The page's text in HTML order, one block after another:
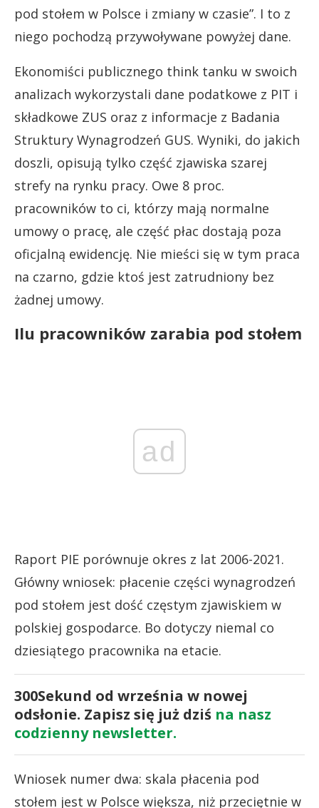
pod stołem w Polsce i zmiany w czasie”. I to z
niego pochodzą przywoływane powyżej dane.
Ekonomiści publicznego think tanku w swoich
analizach wykorzystali dane podatkowe z PIT i
składkowe ZUS oraz z informacje z Badania
Struktury Wynagrodzeń GUS. Wyniki, do jakich
doszli, opisują tylko część zjawiska szarej
strefy na rynku pracy. Owe 8 proc.
pracowników to ci, którzy mają normalne
umowy o pracę, ale część płac dostają poza
oficjalną ewidencję. Nie mieści się w tym praca
na czarno, gdzie ktoś jest zatrudniony bez
żadnej umowy.
Ilu pracowników zarabia pod stołem
ad
Raport PIE porównuje okres z lat 2006-2021.
Główny wniosek: płacenie części wynagrodzeń
pod stołem jest dość częstym zjawiskiem w
polskiej gospodarce. Bo dotyczy niemal co
dziesiątego pracownika na etacie.
300Sekund od września w nowej
odsłonie. Zapisz się już dziś na nasz
codzienny newsletter.
Wniosek numer dwa: skala płacenia pod
stołem jest w Polsce większa, niż przeciętnie w